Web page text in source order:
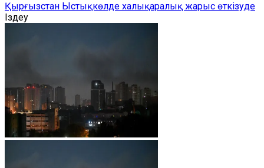
Қырғызстан Ыстықкөлде халықаралық жарыс өткізуде
Іздеу